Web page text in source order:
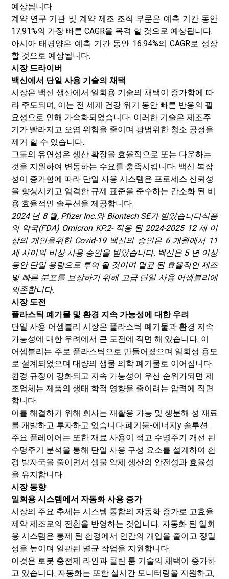
예상됩니다.
계약 연구 기관 및 계약 제조 조직 부문은 예측 기간 동안
17.91%의 가장 빠른 CAGR을 목격 할 것으로 예상됩니다.
아시아 태평양은 예측 기간 동안 16.94%의 CAGR로 성장
할 것으로 예상됩니다.
시장 드라이버
백신에서 단일 사용 기술의 채택
시장은 백신 생산에서 일회용 기술의 채택이 증가함에 따
라 주도되며, 이는 전 세계 건강 위기 동안 빠른 반응의 필
요성으로 인해 가속화되었습니다. 이러한 기술은 제조주
기가 빨라지고 오염 위험을 줄이며 광범위한 청소 공정을
제거 할 수 있습니다.
그들의 유연성은 생산 확장을 효율적으로 또는 다운하는
것을 지원하여 변동하는 수요를 충족시킵니다. 백신 복잡
성이 증가함에 따라 단일 사용 시스템은 프로세스 신뢰성
을 향상시키고 엄격한 규제 표준을 준수하는 간소화 된 비
용 효율적인 솔루션을 제공합니다.
2024 년 8 월, Pfizer Inc.와 Biontech SE가 받았습니다식품
의 약국(FDA) Omicron KP.2- 적응 된 2024-2025 12 세 이
상의 개인을위한 Covid-19 백신의 승인은 6 개월에서 11
세 사이의 비상 사용 승인을 받았습니다. 백신은 5 년 이상
동안 단일 용량으로 투여 될 것이며 멸균 된 효율적인 제조
및 빠른 분포를 보장하기 위해 고급 단일 사용 어셈블리에
의존합니다.
시장 도전
플라스틱 폐기물 및 환경 지속 가능성에 대한 우려
단일 사용 어셈블리 시장은 플라스틱 폐기물과 환경 지속
가능성에 대한 우려에서 큰 도전에 직면 해 있습니다. 이
어셈블리는 주로 플라스틱으로 만들어졌으며 일회성 용도
로 설계되었으며 대량의 생물 의학 폐기물로 이어집니다.
환경 규정이 강화되고 지속 가능성이 우선 순위가되면 제
조업체는 제품의 생태 학적 영향을 줄이려는 압력에 직면
합니다.
이를 해결하기 위해 회사는 재활용 가능 및 생분해 성 재료
를 개발하고 투자하고 있습니다.폐기물-에너지y 솔루션.
주요 플레이어는 또한 재료 사용이 적고 수명주기 개선 된
수명주기 분석을 통해 단일 사용 구성 요소를 설계하여 환
경 발자국을 줄이면서 생물 약제 생산의 안전성과 효율성
을 유지합니다.
시장 동향
일회용 시스템에서 자동화 사용 증가
시장의 주요 추세는 시스템 통합의 자동화 증가로 고효율
제약 제조로의 전환을 반영하는 것입니다. 자동화 된 일회
용 시스템은 통제 된 환경에서 인간의 개입을 줄이고 정밀
성을 높이며 일관된 멸균 작업을 지원합니다.
이것은 로봇 충전제 라인과 클린 룸 기술의 채택이 증가하
고 있습니다. 자동화는 또한 실시간 모니터링을 지원하고,